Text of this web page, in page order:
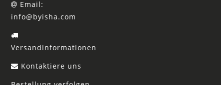
Email:
info@byisha.com
Versandinformationen
Kontaktiere uns